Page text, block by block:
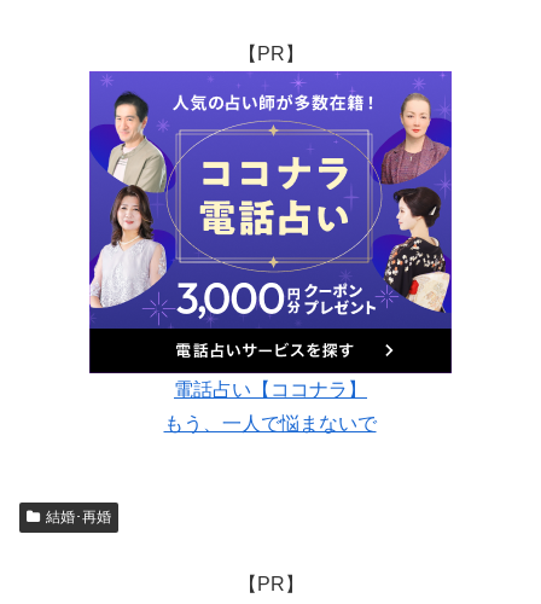
【PR】
電話占い【ココナラ】
もう、一人で悩まないで
結婚･再婚
【PR】